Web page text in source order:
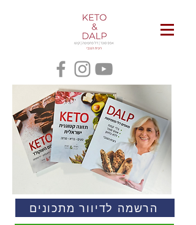
הרשמה לדיוור מתכונים